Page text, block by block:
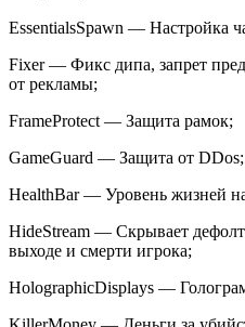
EssentialsSpawn — Настройка
Fixer — Фикс дипа, запрет
от рекламы;
FrameProtect — Защита рамок;
GameGuard — Защита от DDos;
HealthBar — Уровень жизней
HideStream — Скрывает
выходе и смерти игрока;
HolographicDisplays —